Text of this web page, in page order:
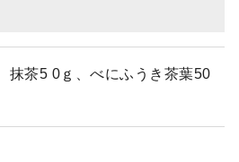
抹茶5 0ｇ、べにふうき茶葉50